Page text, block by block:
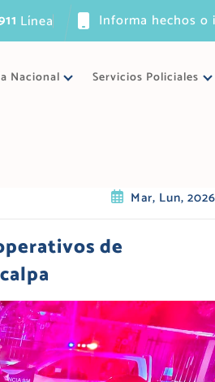
ea única Informa hechos
Nacional Servicios Policiales
Mar, Lun, 2026
de